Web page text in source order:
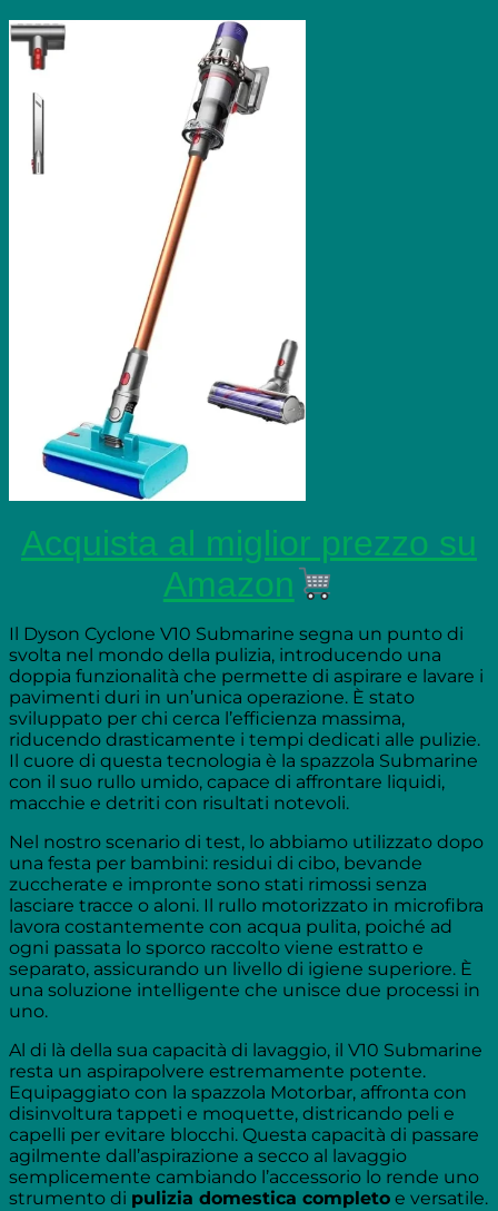
Acquista al miglior prezzo su
Amazon
Il Dyson Cyclone V10 Submarine segna un punto di
svolta nel mondo della pulizia, introducendo una
doppia funzionalità che permette di aspirare e lavare i
pavimenti duri in un’unica operazione. È stato
sviluppato per chi cerca l’efficienza massima,
riducendo drasticamente i tempi dedicati alle pulizie.
Il cuore di questa tecnologia è la spazzola Submarine
con il suo rullo umido, capace di affrontare liquidi,
macchie e detriti con risultati notevoli.
Nel nostro scenario di test, lo abbiamo utilizzato dopo
una festa per bambini: residui di cibo, bevande
zuccherate e impronte sono stati rimossi senza
lasciare tracce o aloni. Il rullo motorizzato in microfibra
lavora costantemente con acqua pulita, poiché ad
ogni passata lo sporco raccolto viene estratto e
separato, assicurando un livello di igiene superiore. È
una soluzione intelligente che unisce due processi in
uno.
Al di là della sua capacità di lavaggio, il V10 Submarine
resta un aspirapolvere estremamente potente.
Equipaggiato con la spazzola Motorbar, affronta con
disinvoltura tappeti e moquette, districando peli e
capelli per evitare blocchi. Questa capacità di passare
agilmente dall’aspirazione a secco al lavaggio
semplicemente cambiando l’accessorio lo rende uno
strumento di pulizia domestica completo e versatile.